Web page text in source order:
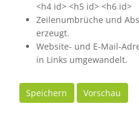
<h4 id> <h5 id> <h6 id>
Zeilenumbrüche und
erzeugt.
Website- und E-Mail-
in Links umgewandelt.
Speichern Vorschau